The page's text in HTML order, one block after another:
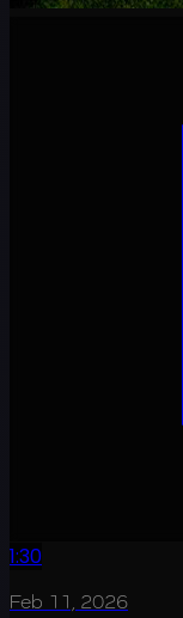
1:30
Feb 11, 2026